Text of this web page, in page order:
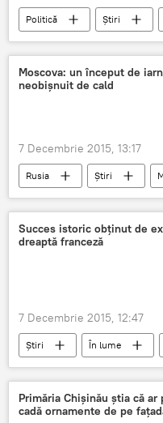
Politică Știri
BEM
Moldova
penitenciar
Popa
Vlad Filat, anchetat într-un
Moscova: un început de
neobişnuit de cald
7 Decembrie 2015, 13:17
Rusia Știri
Moscova
furtună
record de temperatură
Succes istoric obţinut de
dreaptă franceză
7 Decembrie 2015, 12:47
Știri În lume
Nicolas Sarkozy
Frontul Național
Primăria Chișinău știa că ar
cadă ornamente de pe